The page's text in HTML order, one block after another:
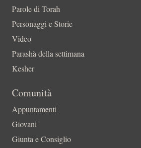
Parole di Torah
Personaggi e Storie
Video
Parashà della settimana
Kesher
Comunità
Appuntamenti
Giovani
Giunta e Consiglio